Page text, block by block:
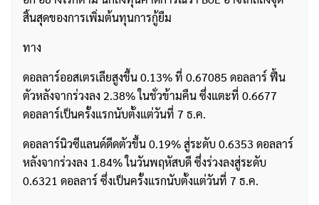
สิ้นสุดของการเพิ่มต้นทุนการกู้ยืม
ทาง
ดอลลาร์ออสเตรเลียสูงขึ้น 0.13% ที่ 0.67085 ดอลลาร์ ฟื้น
ตัวหลังจากร่วงลง 2.38% ในชั่วข้ามคืน ซึ่งแตะที่ 0.6677
ดอลลาร์เป็นครั้งแรกนับตั้งแต่วันที่ 7 ธ.ค.
ดอลลาร์นิวซีแลนด์ดีดตัวขึ้น 0.19% สู่ระดับ 0.6353 ดอลลาร์
หลังจากร่วงลง 1.84% ในวันพฤหัสบดี ซึ่งร่วงลงสู่ระดับ
0.6321 ดอลลาร์ ซึ่งเป็นครั้งแรกนับตั้งแต่วันที่ 7 ธ.ค.